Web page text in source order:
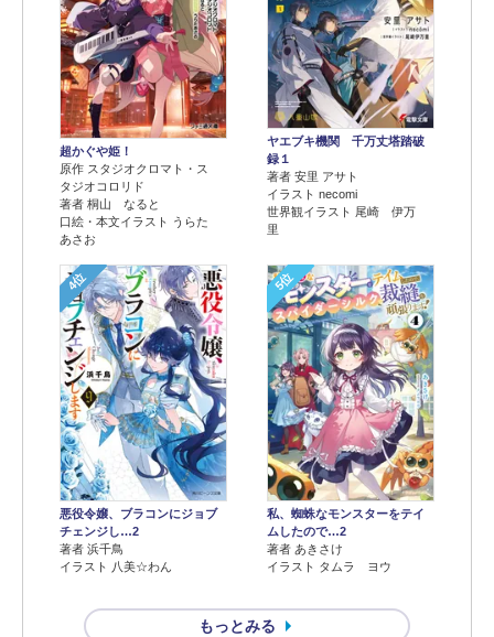
超かぐや姫！
原作 スタジオクロマト・ス
タジオコロリド
著者 桐山 なると
口絵・本文イラスト うらた
あさお
ヤエブキ機関 千万丈塔踏破
録１
著者 安里 アサト
イラスト necomi
世界観イラスト 尾崎 伊万
里
4位
悪役令嬢、ブラコンにジョブ
チェンジし…2
著者 浜千鳥
イラスト 八美☆わん
5位
私、蜘蛛なモンスターをテイ
ムしたので…2
著者 あきさけ
イラスト タムラ ヨウ
もっとみる